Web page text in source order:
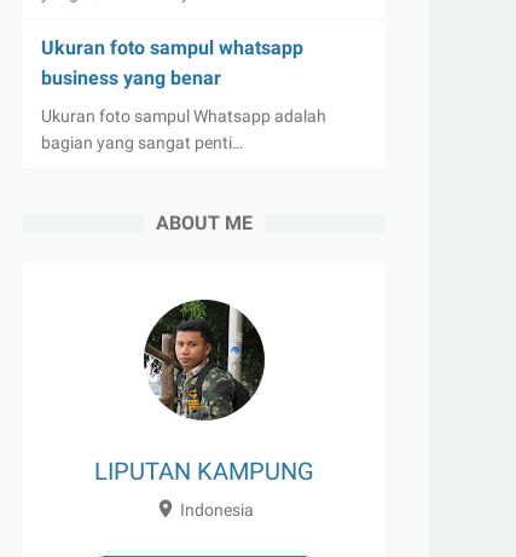
Ukuran foto sampul whatsapp
business yang benar
Ukuran foto sampul Whatsapp adalah
bagian yang sangat penti…
ABOUT ME
LIPUTAN KAMPUNG
Indonesia